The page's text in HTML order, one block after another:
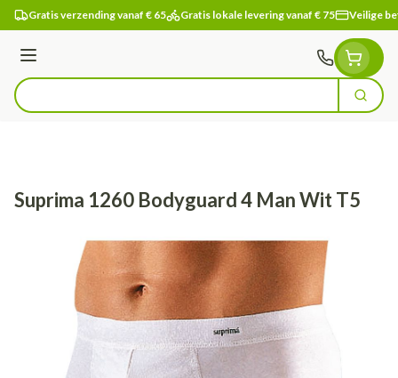
Ga naar de inhoud
Gratis verzending vanaf € 65 Gratis lokale levering vanaf € 75 Veilige
Menu
Product, merk, categorie... Zoek
Suprima 1260 Bodyguard 4 Man Wit T5